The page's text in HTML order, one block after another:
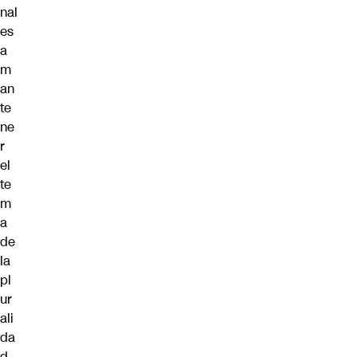
nal
es
a
m
an
te
ne
r
el
te
m
a
de
la
pl
ur
ali
da